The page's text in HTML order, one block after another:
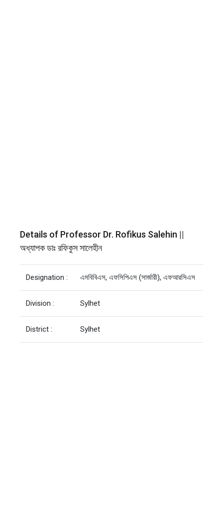
Details of Professor Dr. Rofikus Salehin ||
অধ্যাপক ডাঃ রফিকুস সালেহীন
Designation : এমবিবিএস, এফসিপিএস (সার্জারী), এফআরসিএস
Division : Sylhet
District : Sylhet